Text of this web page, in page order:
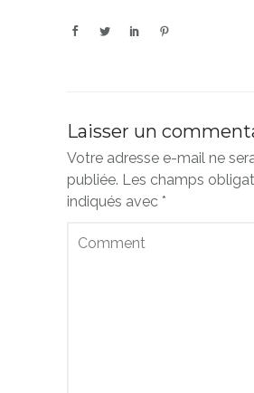
Laisser un
Votre adresse e-mail ne
publiée. Les champs
indiqués avec *